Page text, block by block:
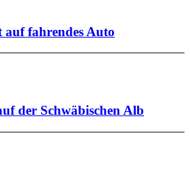
auf fahrendes Auto
der Schwäbischen Alb